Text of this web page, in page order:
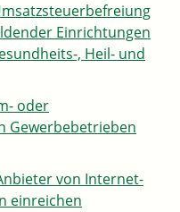
Einrichtungen
, Heil- und
oder
Gewerbebetrieben
von Internet-
einreichen